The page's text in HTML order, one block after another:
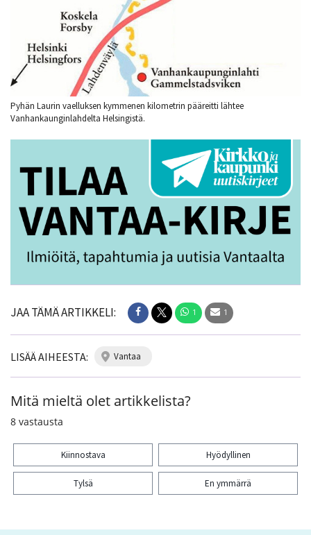
Pyhän Laurin vaelluksen kymmenen kilometrin pääreitti lähtee
Vanhankaunginlahdelta Helsingistä.
JAA TÄMÄ ARTIKKELI: 1 1
LISÄÄ AIHEESTA: vantaa
Mitä mieltä olet artikkelista?
8 vastausta
Kiinnostava Hyödyllinen
Tylsä En ymmärrä